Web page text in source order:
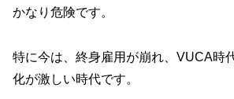
かなり危険です。
特に今は、終身雇用が崩れ、VUCA時
化が激しい時代です。